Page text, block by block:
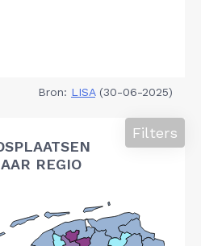
Bron: LISA(30-06-2025)
REGIO
Filters